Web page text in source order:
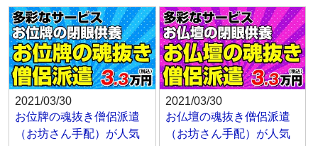
2021/03/30
お位牌の魂抜き僧侶派遣
（お坊さん手配）が人気
2021/03/30
お仏壇の魂抜き僧侶派遣
（お坊さん手配）が人気